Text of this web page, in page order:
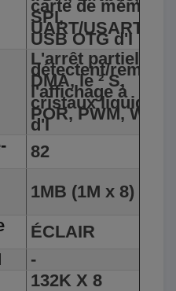
carte de
SPI,
UART/USART,
USB OTG d'I
L'arrêt partiel
détectent/
DMA, le ² S,
l'affichage à
cristaux liquides,
POR, PWM, WDT
d'I
82
1MB (1M x 8)
ÉCLAIR
-
132K X 8